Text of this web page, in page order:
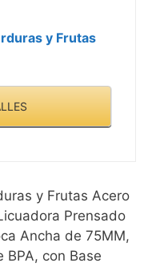
y Frutas
y Frutas Acero
Prensado
Ancha de 75MM,
BPA, con Base